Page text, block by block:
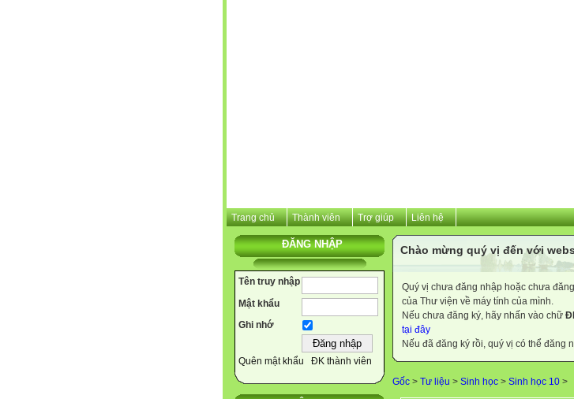
Trang chủ Thành viên Trợ giúp Liên hệ
ĐĂNG NHẬP
Tên truy nhập
Mật khẩu
Ghi nhớ
Quên mật khẩu ĐK thành viên
Chào mừng quý vị đến với
Quý vị chưa đăng nhập hoặc chưa
của Thư viện về máy tính của mình.
Nếu chưa đăng ký, hãy nhấn vào chữ
tại đây
Nếu đã đăng ký rồi, quý vị có thể đăng
Gốc > Tư liệu > Sinh học > Sinh học 10 >